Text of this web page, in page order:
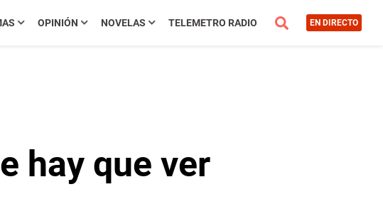
OPINIÓN NOVELAS TELEMETRO RADIO EN DIRECTO
hay que ver